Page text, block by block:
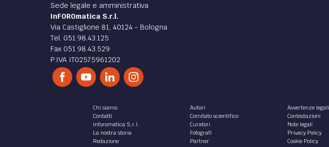
Sede legale e amministrativa
InFOROmatica S.r.l.
Via Castiglione 81, 40124 - Bologna
Tel. 051.98.43.125
Fax 051.98.43.529
P.IVA IT02575961202
Chi siamo
Contatti
Inforomatica S.r.l.
La nostra storia
Redazione
Autori
Comitato scientifico
Curatori
Fotografi
Partner
Avvertenze legali
Contestazioni
Note legali
Privacy Policy
Cookie Policy